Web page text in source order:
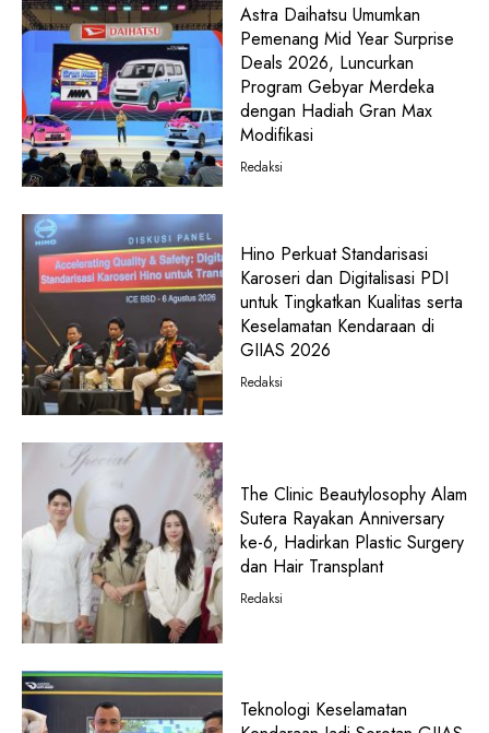
Astra Daihatsu Umumkan
Pemenang Mid Year Surprise
Deals 2026, Luncurkan
Program Gebyar Merdeka
dengan Hadiah Gran Max
Modifikasi
Redaksi
Hino Perkuat Standarisasi
Karoseri dan Digitalisasi PDI
untuk Tingkatkan Kualitas serta
Keselamatan Kendaraan di
GIIAS 2026
Redaksi
The Clinic Beautylosophy Alam
Sutera Rayakan Anniversary
ke-6, Hadirkan Plastic Surgery
dan Hair Transplant
Redaksi
Teknologi Keselamatan